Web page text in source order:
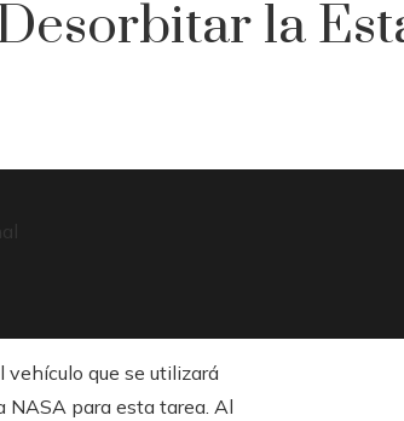
la
vehículo que se utilizará
NASA para esta tarea. Al